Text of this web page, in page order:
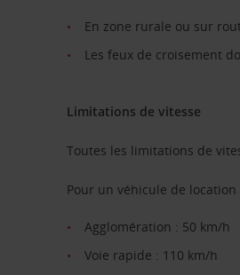
En zone rurale ou sur
Les feux de croisement
Limitations de vitesse
Toutes les limitations de
Pour un véhicule de
Agglomération : 50 km/h
Voie rapide : 110 km/h